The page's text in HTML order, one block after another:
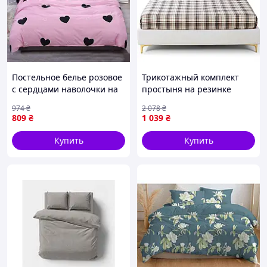
перевірені способи доставки!
1. Покупка без риска
(Пром-оплата):
возврат средств в случае,
если товар вам не подошел.
Оплачивайте покупку
онлайн картами Visa
или Mastercard.
Гарантия
сохранности.
Средства
резервируются на
Постельное белье розовое
с сердцами наволочки на
пододеяльник комплект
Глазурь Seli Постільна
білизна рожева
809 ₴
974₴
Купить
Трикотажный комплект
простыня на резинке
в клетку 004-107-18-48-3-3
1 039 ₴
2 078₴
Купить